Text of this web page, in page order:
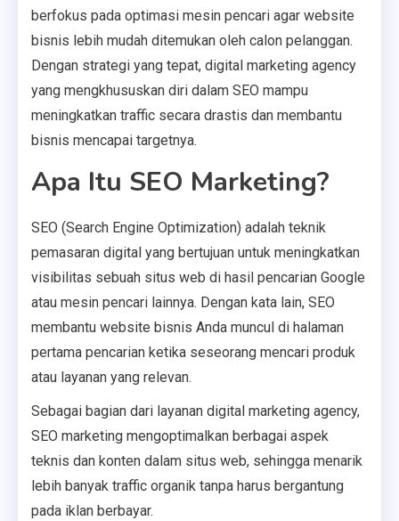
berfokus pada optimasi mesin pencari agar website
bisnis lebih mudah ditemukan oleh calon pelanggan.
Dengan strategi yang tepat, digital marketing agency
yang mengkhususkan diri dalam SEO mampu
meningkatkan traffic secara drastis dan membantu
bisnis mencapai targetnya.
Apa Itu SEO Marketing?
SEO (Search Engine Optimization) adalah teknik
pemasaran digital yang bertujuan untuk meningkatkan
visibilitas sebuah situs web di hasil pencarian Google
atau mesin pencari lainnya. Dengan kata lain, SEO
membantu website bisnis Anda muncul di halaman
pertama pencarian ketika seseorang mencari produk
atau layanan yang relevan.
Sebagai bagian dari layanan digital marketing agency,
SEO marketing mengoptimalkan berbagai aspek
teknis dan konten dalam situs web, sehingga menarik
lebih banyak traffic organik tanpa harus bergantung
pada iklan berbayar.